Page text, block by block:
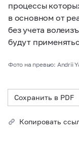
процессы
в основном от
без учета
будут
Фото на превью: Andrii
Сохранить в PDF
Копировать